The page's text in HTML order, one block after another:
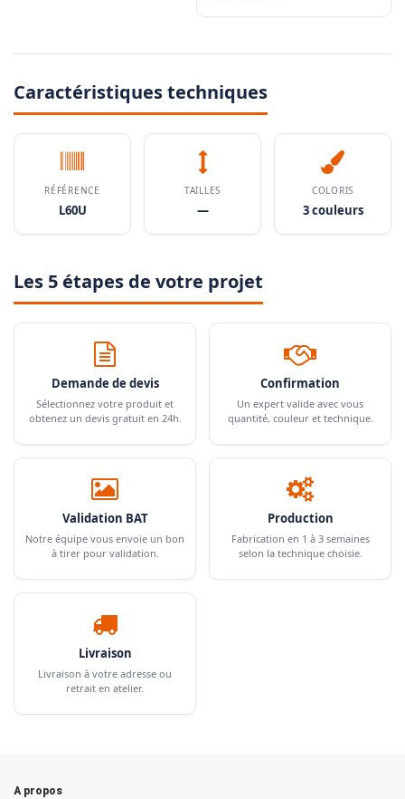
Caractéristiques techniques
RÉFÉRENCE
L60U
TAILLES
—
COLORIS
3 couleurs
Les 5 étapes de votre projet
Demande de devis
Sélectionnez votre produit et
obtenez un devis gratuit en 24h.
Confirmation
Un expert valide avec vous
quantité, couleur et technique.
Validation BAT
Notre équipe vous envoie un bon
à tirer pour validation.
Production
Fabrication en 1 à 3 semaines
selon la technique choisie.
Livraison
Livraison à votre adresse ou
retrait en atelier.
A propos